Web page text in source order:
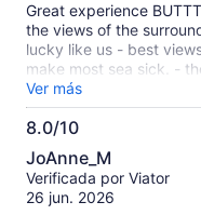
Great experience
the views of the
lucky like us - best
make most sea sick. -
the islands is very bad.
snorkel gear. We were
underwater because we
me. Great tour just come
Ver más
8.0/10
8.0
de
10
JoAnne_M
Verificada por Viator
26 jun. 2026